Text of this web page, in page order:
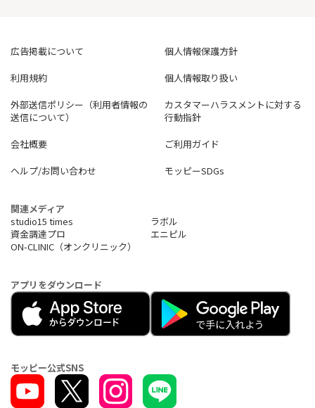
広告掲載について
個人情報保護方針
利用規約
個人情報取り扱い
外部送信ポリシー（利用者情報の
送信について）
カスタマーハラスメントに対する
行動指針
会社概要
ご利用ガイド
ヘルプ/お問い合わせ
モッピーSDGs
関連メディア
studio15 times
ラボル
資金調達プロ
エニピル
ON-CLINIC（オンクリニック）
アプリをダウンロード
モッピー公式SNS